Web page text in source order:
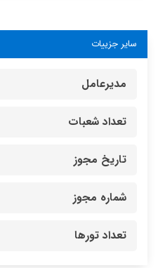
سایر جزییات
مدیرعامل
تعداد شعبات
تاریخ مجوز
شماره مجوز
تعداد تورها